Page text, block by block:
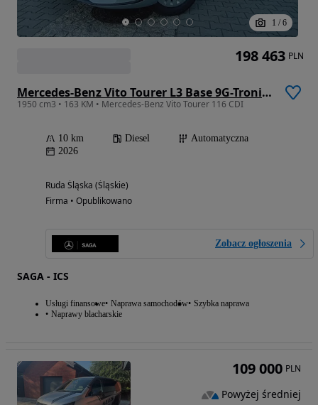
1 / 6
Mercedes-Benz Vito Tourer L3 Base 9G-Tronic 447.705
1950 cm3 • 163 KM • Mercedes-Benz Vito Tourer 116 CDI
10 km Diesel
Automatyczna
2026
Ruda Śląska (Śląskie)
Firma • Opublikowano
Zobacz ogłoszenia
SAGA - ICS
Usługi finansowe Naprawa samochodów Szybka naprawa
Naprawy blacharskie
198 463 PLN
109 000 PLN
Powyżej średniej